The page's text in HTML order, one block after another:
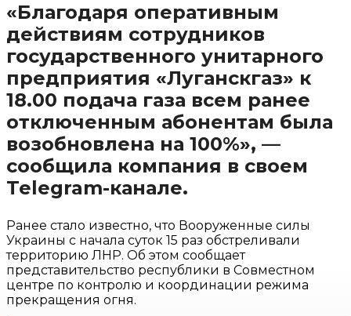
«Благодаря оперативным
действиям сотрудников
государственного унитарного
предприятия «Луганскгаз» к
18.00 подача газа всем ранее
отключенным абонентам была
возобновлена на 100%», —
сообщила компания в своем
Telegram-канале.
Ранее стало известно, что Вооруженные силы
Украины с начала суток 15 раз обстреливали
территорию ЛНР. Об этом сообщает
представительство республики в Совместном
центре по контролю и координации режима
прекращения огня.